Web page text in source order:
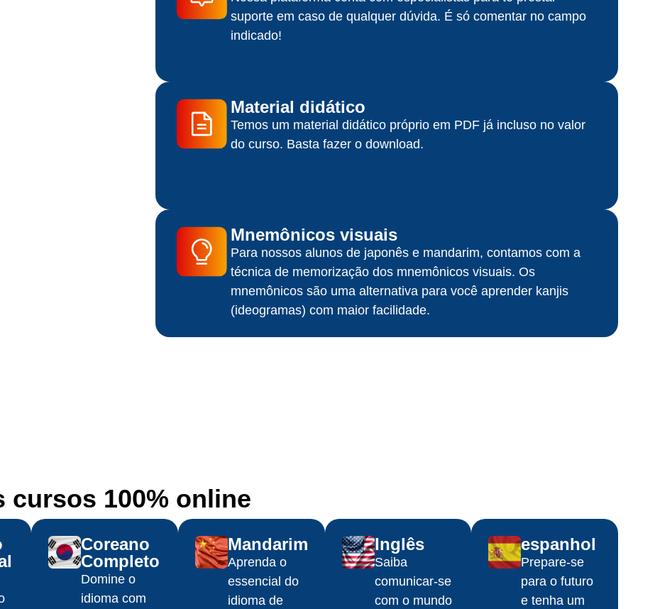
suporte em caso de qualquer dúvida. É só comentar no campo
indicado!
Material didático
Temos um material didático próprio em PDF já incluso no valor
do curso. Basta fazer o download.
Mnemônicos visuais
Para nossos alunos de japonês e mandarim, contamos com a
técnica de memorização dos mnemônicos visuais. Os
mnemônicos são uma alternativa para você aprender kanjis
(ideogramas) com maior facilidade.
cursos 100% online​
Coreano
Completo
Domine o
idioma com
Mandarim
Aprenda o
essencial do
idioma de
Inglês
Saiba
comunicar-se
com o mundo
espanhol
Prepare-se
para o futuro
e tenha um